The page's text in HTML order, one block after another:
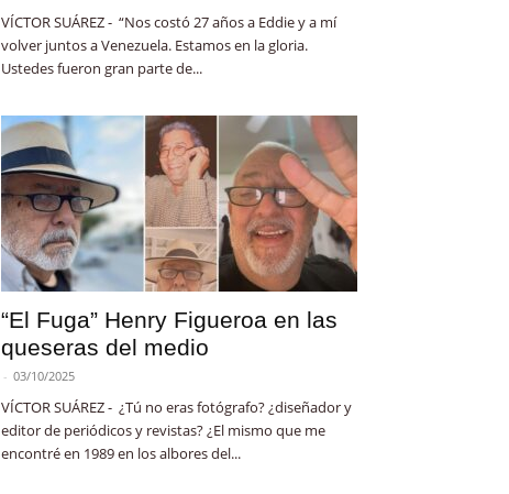
VÍCTOR SUÁREZ - “Nos costó 27 años a Eddie y a mí
volver juntos a Venezuela. Estamos en la gloria.
Ustedes fueron gran parte de...
“El Fuga” Henry Figueroa en las
queseras del medio
- 03/10/2025
VÍCTOR SUÁREZ - ¿Tú no eras fotógrafo? ¿diseñador y
editor de periódicos y revistas? ¿El mismo que me
encontré en 1989 en los albores del...